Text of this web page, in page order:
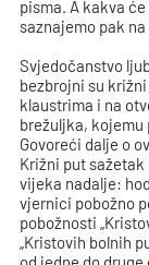
pisma. A kakva
saznajemo pak
Svjedočanstvo
bezbrojni su
klaustrima i na
brežuljka, kojemu
Govoreći dalje o
Križni put
vijeka nadalje:
vjernici pobožno
pobožnosti
„Kristovih bolnih